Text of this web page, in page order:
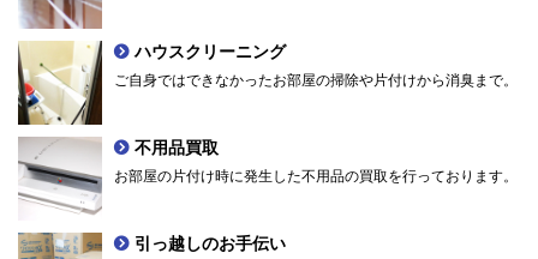
ハウスクリーニング
ご自身ではできなかったお部屋の掃除や片付けから消臭まで。
不用品買取
お部屋の片付け時に発生した不用品の買取を行っております。
引っ越しのお手伝い